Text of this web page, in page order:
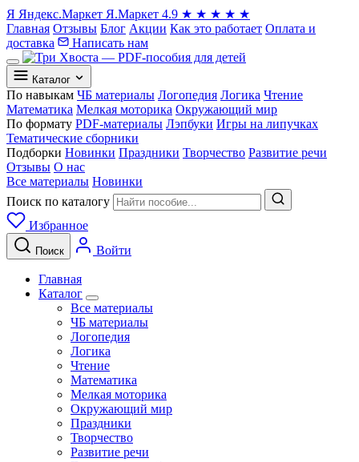
Я Яндекс.Маркет Я.Маркет 4.9 ★ ★ ★ ★ ★
Главная Отзывы Блог Акции Как это работает Оплата и
доставка
Написать нам
Каталог
По навыкам ЧБ материалы Логопедия Логика Чтение
Математика Мелкая моторика Окружающий мир
По формату PDF-материалы Лэпбуки Игры на липучках
Тематические сборники
Подборки Новинки Праздники Творчество Развитие речи
Отзывы О нас
Все материалы Новинки
Поиск по каталогу
Избранное
Поиск Войти
Главная
Каталог
Все материалы
ЧБ материалы
Логопедия
Логика
Чтение
Математика
Мелкая моторика
Окружающий мир
Праздники
Творчество
Развитие речи